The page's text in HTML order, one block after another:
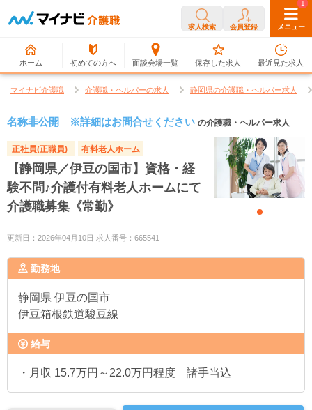
求人検索 会員登録 メニュー
ホーム 初めての方へ 面談会場一覧
0
保存した求人
1
最近見た求人
マイナビ介護職 介護職・ヘルパーの求人 静岡県の介護職・ヘルパー求人
名称非公開 ※詳細はお問合せください の介護職・ヘルパー求人
正社員(正職員) 有料老人ホーム
【静岡県／伊豆の国市】資格・経
験不問♪介護付有料老人ホームにて
介護職募集《常勤》
更新日：2026年04月10日 求人番号：665541
勤務地
静岡県 伊豆の国市
伊豆箱根鉄道駿豆線
給与
・月収 15.7万円～22.0万円程度 諸手当込